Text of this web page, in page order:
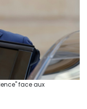
face aux